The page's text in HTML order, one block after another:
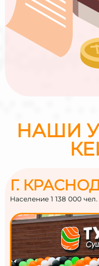
НАШИ
Г.
Население 1 138 000 чел.